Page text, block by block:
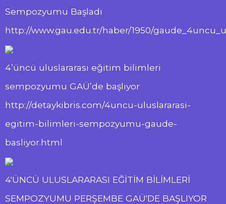
Sempozyumu Başladı
http://www.gau.edu.tr/haber/1950/
4’üncü uluslararası eğitim bilimleri
sempozyumu GAÜ’de başlıyor
http://detaykibris.com/4uncu-uluslararasi-
egitim-bilimleri-sempozyumu-gaude-
basliyor.html
4'ÜNCÜ ULUSLARARASI EĞİTİM BİLİMLERİ
SEMPOZYUMU PERŞEMBE GAÜ'DE BAŞLIYOR